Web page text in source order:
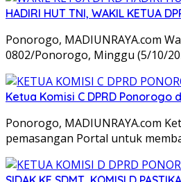
HADIRI HUT TNI, WAKIL KETUA
Ponorogo, MADIUNRAYA.com
0802/Ponorogo, Minggu (5/10/
Ketua Komisi C DPRD
Ponorogo, MADIUNRAYA.com
pemasangan Portal untuk